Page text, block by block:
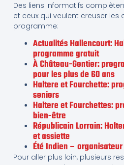
Des liens informatifs
et ceux qui veulent creuser les
programme:
Actualités Hallencourt:
programme gratuit
À Château-Gontier:
pour les plus de 60 ans
Haltere et Fourchette:
seniors
Haltere et Fourchettes:
bien-être
Républicain Lorrain:
et assiette
Été Indien –
Pour aller plus loin, plusieurs